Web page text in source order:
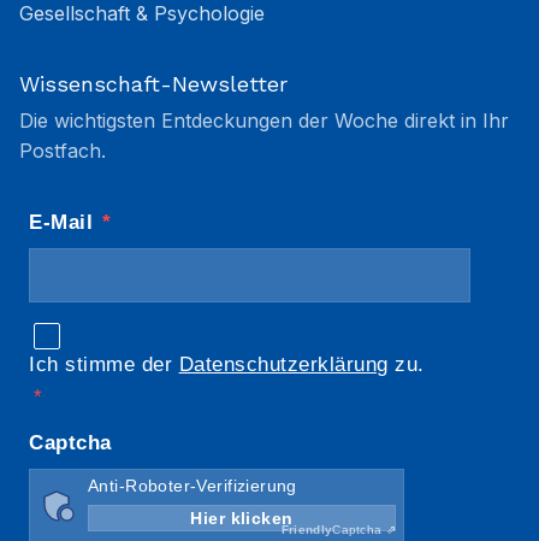
Gesellschaft & Psychologie
Wissenschaft-Newsletter
Die wichtigsten Entdeckungen der Woche direkt in Ihr
Postfach.